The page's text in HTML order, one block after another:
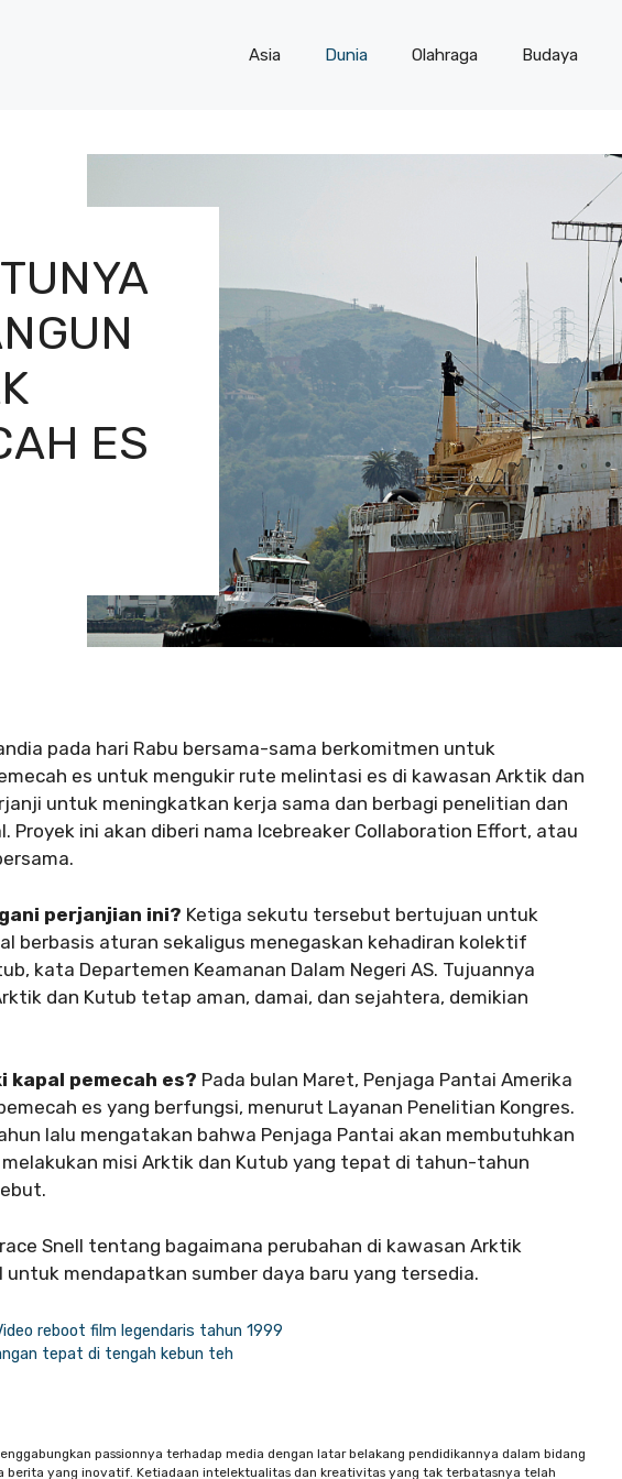
Asia Dunia Olahraga Budaya
ES
pada hari Rabu bersama-sama berkomitmen untuk
es untuk mengukir rute melintasi es di kawasan Arktik dan
untuk meningkatkan kerja sama dan berbagi penelitian dan
Proyek ini akan diberi nama Icebreaker Collaboration Effort, atau
perjanjian ini? Ketiga sekutu tersebut bertujuan untuk
berbasis aturan sekaligus menegaskan kehadiran kolektif
kata Departemen Keamanan Dalam Negeri AS. Tujuannya
dan Kutub tetap aman, damai, dan sejahtera, demikian
kapal pemecah es? Pada bulan Maret, Penjaga Pantai Amerika
es yang berfungsi, menurut Layanan Penelitian Kongres.
lalu mengatakan bahwa Penjaga Pantai akan membutuhkan
misi Arktik dan Kutub yang tepat di tahun-tahun
Snell tentang bagaimana perubahan di kawasan Arktik
mendapatkan sumber daya baru yang tersedia.
reboot film legendaris tahun 1999
tepat di tengah kebun teh
passionnya terhadap media dengan latar belakang pendidikannya dalam bidang
berita yang inovatif. Ketiadaan intelektualitas dan kreativitas yang tak terbatasnya telah